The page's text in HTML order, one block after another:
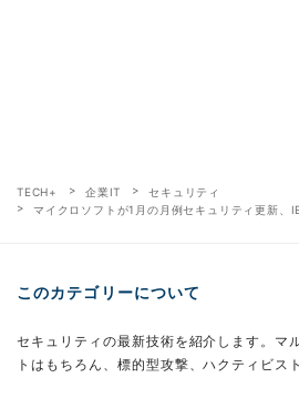
TECH+ 企業IT
セキュリティ
マイクロソフトが1月の月例セキュリティ更新、
このカテゴリーについて
セキュリティの最新技術を紹介します。マ
トはもちろん、標的型攻撃、ハクティビス